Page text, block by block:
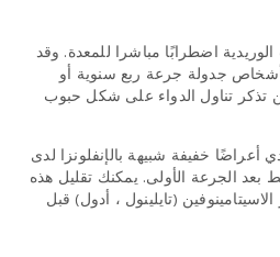
اضطرابًا مباشرا للمعدة. وقد
جدولة جرعة ربع سنوية أو
تذكر تناول الدواء على شكل حبوب
أعراضًا خفيفة شبيهة بالإنفلونزا لدى
الجرعة الأولى. يمكنك تقليل هذه
(تايلينول ، أدول) قبل